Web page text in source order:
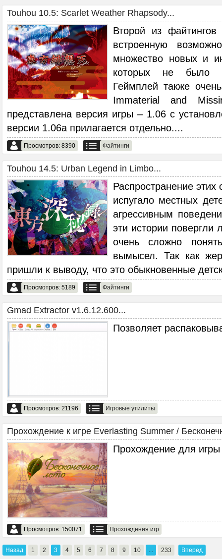
Touhou 10.5: Scarlet Weather Rhapsody...
Второй из
встроенную
множество новых и
которых не было
Геймплей также
Immaterial and
представлена версия игры – 1.06 с
версии 1.06a прилагается отдельно....
Просмотров: 8390 Файтинги
Touhou 14.5: Urban Legend in Limbo...
Распространение этих
испугало местных
агрессивным
эти истории
очень сложно
вымысел. Так как
пришли к выводу, что это обыкновенные
Просмотров: 5189 Файтинги
Gmad Extractor v1.6.12.600...
Позволяет
Просмотров: 21196 Игровые утилиты
Прохождение к игре Everlasting Summer /
Прохождение для
Просмотров: 150071 Прохождения игр
Назад 1 2 3 4 5 6 7 8 9 10 ... 233 Вперед